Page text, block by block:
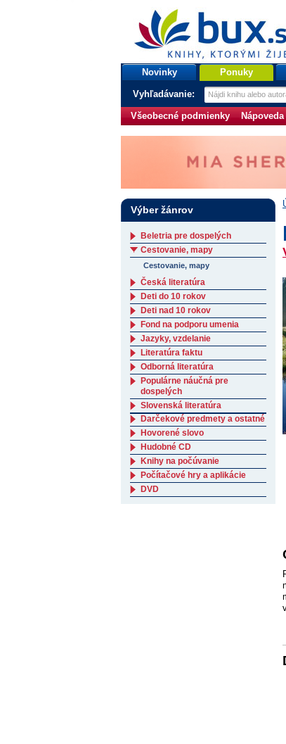
bux.sk
knihy, ktorými žijete
Úvodná stránka
Novinky Ponuky
Vyhľadávanie:
Všeobecné podmienky Nápoveda
Výber žánrov
Beletria pre dospelých
Cestovanie, mapy
Cestovanie, mapy
Česká literatúra
Deti do 10 rokov
Deti nad 10 rokov
Fond na podporu umenia
Jazyky, vzdelanie
Literatúra faktu
Odborná literatúra
Populárne náučná pre
dospelých
Slovenská literatúra
Darčekové predmety a ostatné
Hovorené slovo
Hudobné CD
Knihy na počúvanie
Počítačové hry a aplikácie
DVD